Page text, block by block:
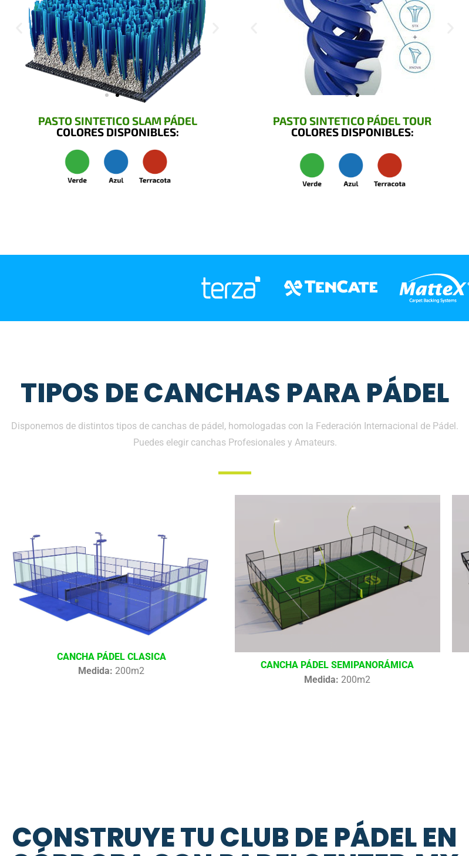
PASTO SINTETICO SLAM PÁDEL
COLORES DISPONIBLES:
PASTO SINTETICO PÁDEL TOUR
COLORES DISPONIBLES:
TIPOS DE CANCHAS PARA PÁDEL
Disponemos de distintos tipos de canchas de pádel, homologadas con la Federación Internacional de Pádel.
Puedes elegir canchas Profesionales y Amateurs.
CANCHA PÁDEL CLASICA
Medida: 200m2
CANCHA PÁDEL SEMIPANORÁMICA
Medida: 200m2
CONSTRUYE TU CLUB DE PÁDEL EN